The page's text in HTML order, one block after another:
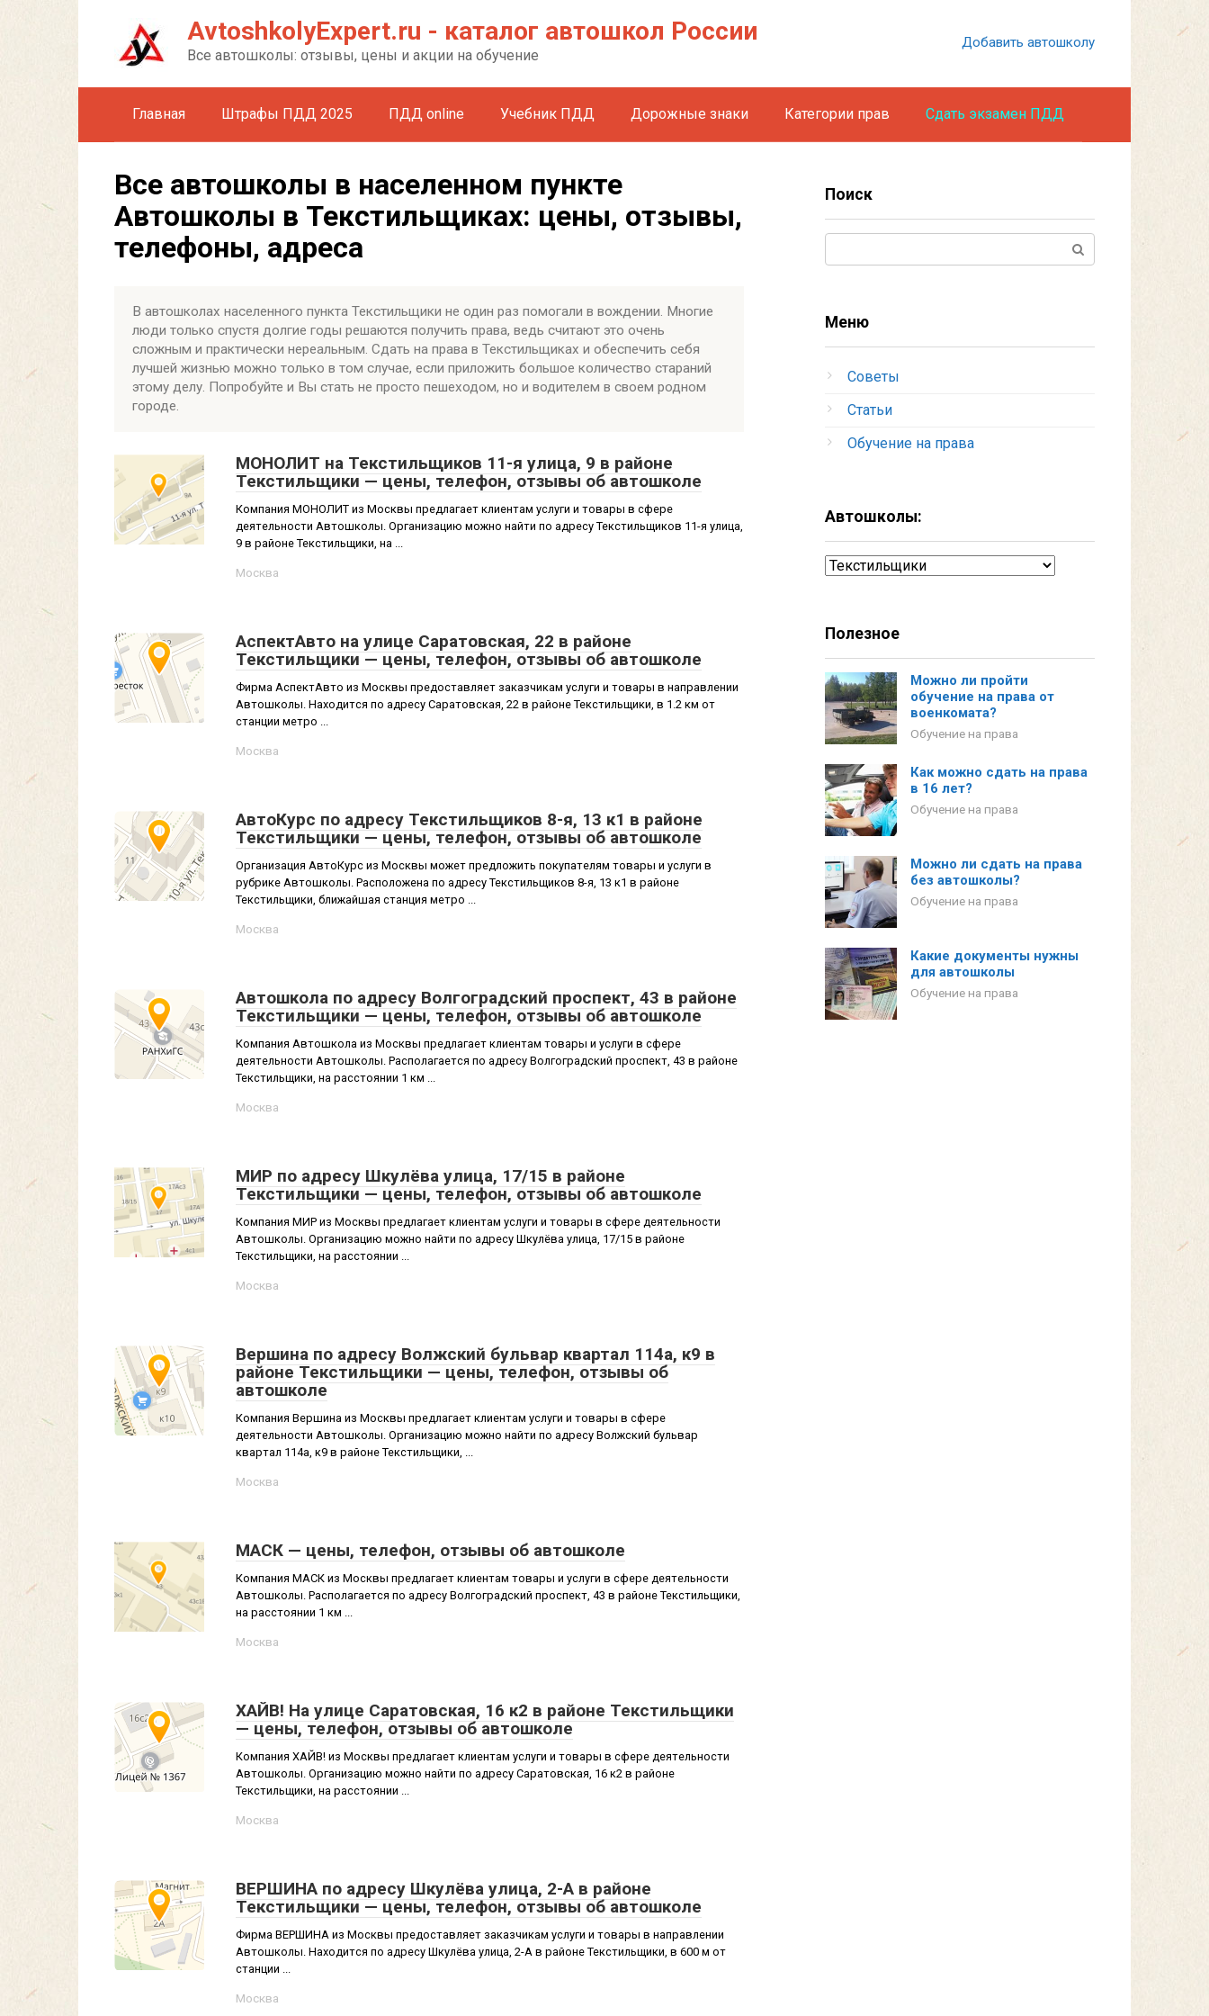
AvtoshkolyExpert.ru - каталог автошкол России
Все автошколы: отзывы, цены и акции на обучение
Добавить автошколу
Главная Штрафы ПДД 2025 ПДД online Учебник ПДД Дорожные знаки Категории прав Сдать экзамен ПДД
Все автошколы в населенном пункте
Автошколы в Текстильщиках: цены, отзывы,
телефоны, адреса
В автошколах населенного пункта Текстильщики не один раз помогали в вождении. Многие
люди только спустя долгие годы решаются получить права, ведь считают это очень
сложным и практически нереальным. Сдать на права в Текстильщиках и обеспечить себя
лучшей жизнью можно только в том случае, если приложить большое количество стараний
этому делу. Попробуйте и Вы стать не просто пешеходом, но и водителем в своем родном
городе.
МОНОЛИТ на Текстильщиков 11-я улица, 9 в районе
Текстильщики — цены, телефон, отзывы об автошколе
Компания МОНОЛИТ из Москвы предлагает клиентам услуги и товары в сфере
деятельности Автошколы. Организацию можно найти по адресу Текстильщиков 11-я улица,
9 в районе Текстильщики, на ...
Москва
АспектАвто на улице Саратовская, 22 в районе
Текстильщики — цены, телефон, отзывы об автошколе
Фирма АспектАвто из Москвы предоставляет заказчикам услуги и товары в направлении
Автошколы. Находится по адресу Саратовская, 22 в районе Текстильщики, в 1.2 км от
станции метро ...
Москва
АвтоКурс по адресу Текстильщиков 8-я, 13 к1 в районе
Текстильщики — цены, телефон, отзывы об автошколе
Организация АвтоКурс из Москвы может предложить покупателям товары и услуги в
рубрике Автошколы. Расположена по адресу Текстильщиков 8-я, 13 к1 в районе
Текстильщики, ближайшая станция метро ...
Москва
Автошкола по адресу Волгоградский проспект, 43 в районе
Текстильщики — цены, телефон, отзывы об автошколе
Компания Автошкола из Москвы предлагает клиентам товары и услуги в сфере
деятельности Автошколы. Располагается по адресу Волгоградский проспект, 43 в районе
Текстильщики, на расстоянии 1 км ...
Москва
МИР по адресу Шкулёва улица, 17/15 в районе
Текстильщики — цены, телефон, отзывы об автошколе
Компания МИР из Москвы предлагает клиентам услуги и товары в сфере деятельности
Автошколы. Организацию можно найти по адресу Шкулёва улица, 17/15 в районе
Текстильщики, на расстоянии ...
Москва
Вершина по адресу Волжский бульвар квартал 114а, к9 в
районе Текстильщики — цены, телефон, отзывы об
автошколе
Компания Вершина из Москвы предлагает клиентам услуги и товары в сфере
деятельности Автошколы. Организацию можно найти по адресу Волжский бульвар
квартал 114а, к9 в районе Текстильщики, ...
Москва
МАСК — цены, телефон, отзывы об автошколе
Компания МАСК из Москвы предлагает клиентам товары и услуги в сфере деятельности
Автошколы. Располагается по адресу Волгоградский проспект, 43 в районе Текстильщики,
на расстоянии 1 км ...
Москва
ХАЙВ! На улице Саратовская, 16 к2 в районе Текстильщики
— цены, телефон, отзывы об автошколе
Компания ХАЙВ! из Москвы предлагает клиентам услуги и товары в сфере деятельности
Автошколы. Организацию можно найти по адресу Саратовская, 16 к2 в районе
Текстильщики, на расстоянии ...
Москва
ВЕРШИНА по адресу Шкулёва улица, 2-А в районе
Текстильщики — цены, телефон, отзывы об автошколе
Фирма ВЕРШИНА из Москвы предоставляет заказчикам услуги и товары в направлении
Автошколы. Находится по адресу Шкулёва улица, 2-А в районе Текстильщики, в 600 м от
станции ...
Москва
Поиск
Меню
Советы
Статьи
Обучение на права
Автошколы:
Автошколы:
Полезное
Можно ли пройти
обучение на права от
военкомата?
Обучение на права
Как можно сдать на права
в 16 лет?
Обучение на права
Можно ли сдать на права
без автошколы?
Обучение на права
Какие документы нужны
для автошколы
Обучение на права